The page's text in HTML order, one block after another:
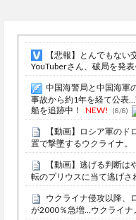
【悲報】とんでもない
YouTuberさん、破局を発
中国海警局と中国海軍
事故から約1年を経て公表
船を追跡中！
NEW! (8/8)
【動画】ロシア軍の
置で撃墜するウクライナ。
【動画】逃げる判断
転のプリウスに当て逃げさ
ウクライナ侵攻以降、
が2000％急増…ウクライナ